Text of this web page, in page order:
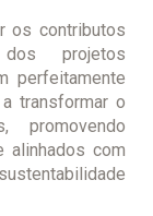
os contributos
projetos
perfeitamente
transformar o
promovendo
alinhados com